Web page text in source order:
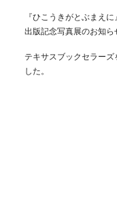
『ひこうきがとぶまえ
出版記念写真展のお知ら
テキサスブックセラーズ
した。